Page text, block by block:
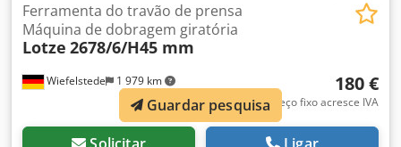
Wiefelstede 1 979 km
Ferramenta do travão de prensa
Máquina de dobragem giratória
Lotze 2678/6/H45 mm
180 €
Preço fixo acresce IVA
Guardar pesquisa